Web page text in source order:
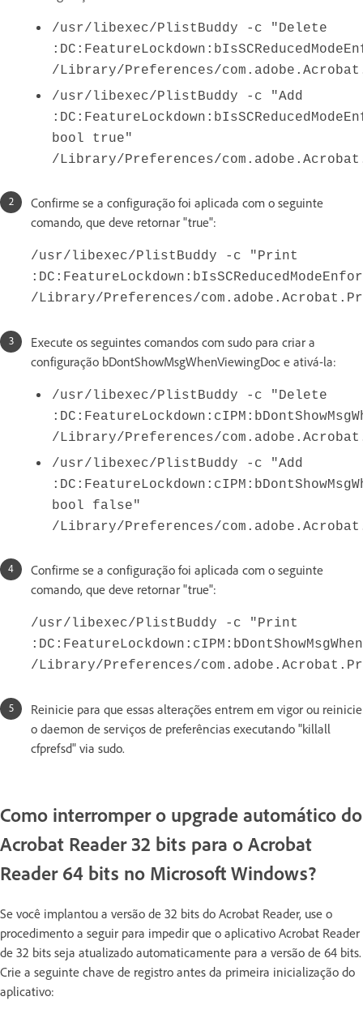
/usr/libexec/PlistBuddy -c "Delete
/Library/Preferences/
/usr/libexec/PlistBuddy -c "Add
bool true"
/Library/Preferences/
Confirme se a configuração foi aplicada com o seguinte
comando, que deve retornar "true":
/usr/libexec/PlistBuddy -c "Print
/Library/Preferences/
Execute os seguintes comandos com sudo para criar a
configuração bDontShowMsgWhenViewingDoc e ativá-la:
/usr/libexec/PlistBuddy -c "Delete
/Library/Preferences/
/usr/libexec/PlistBuddy -c "Add
bool false"
/Library/Preferences/
Confirme se a configuração foi aplicada com o seguinte
comando, que deve retornar "true":
/usr/libexec/PlistBuddy -c "Print
/Library/Preferences/
Reinicie para que essas alterações entrem em vigor ou reinicie
o daemon de serviços de preferências executando "killall
cfprefsd" via sudo.
Como interromper o upgrade automático do
Acrobat Reader 32 bits para o Acrobat
Reader 64 bits no Microsoft Windows?
Se você implantou a versão de 32 bits do Acrobat Reader, use o
procedimento a seguir para impedir que o aplicativo Acrobat Reader
de 32 bits seja atualizado automaticamente para a versão de 64 bits.
Crie a seguinte chave de registro antes da primeira inicialização do
aplicativo: